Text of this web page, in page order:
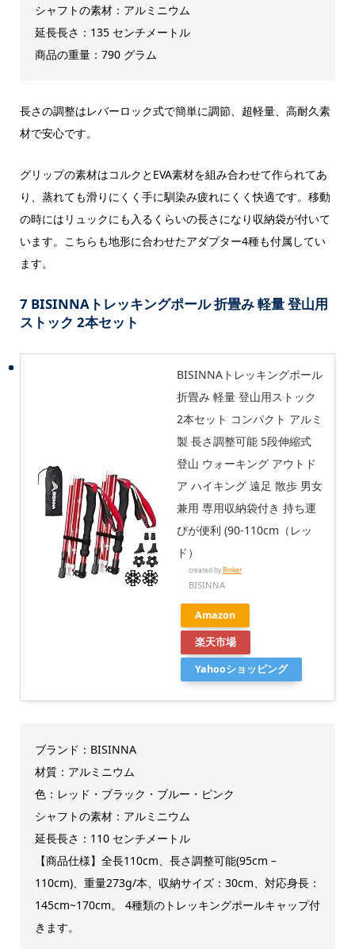
シャフトの素材：アルミニウム
延長長さ：135 センチメートル
商品の重量：790 グラム
長さの調整はレバーロック式で簡単に調節、超軽量、高耐久素
材で安心です。
グリップの素材はコルクとEVA素材を組み合わせて作られてあ
り、蒸れても滑りにくく手に馴染み疲れにくく快適です。移動
の時にはリュックにも入るくらいの長さになり収納袋が付いて
います。こちらも地形に合わせたアダプター4種も付属してい
ます。
7 BISINNAトレッキングポール 折畳み 軽量 登山用
ストック 2本セット
BISINNAトレッキングポール
折畳み 軽量 登山用ストック
2本セット コンパクト アルミ
製 長さ調整可能 5段伸縮式
登山 ウォーキング アウトド
ア ハイキング 遠足 散歩 男女
兼用 専用収納袋付き 持ち運
びが便利 (90-110cm（レッ
ド）
created byRinker
BISINNA
Amazon
楽天市場
Yahooショッピング
ブランド：BISINNA
材質：アルミニウム
色：レッド・ブラック・ブルー・ピンク
シャフトの素材：アルミニウム
延長長さ：110 センチメートル
【商品仕様】全長110cm、長さ調整可能(95cm –
110cm)、重量273g/本、収納サイズ：30cm、対応身長：
145cm~170cm。 4種類のトレッキングポールキャップ付
きます。